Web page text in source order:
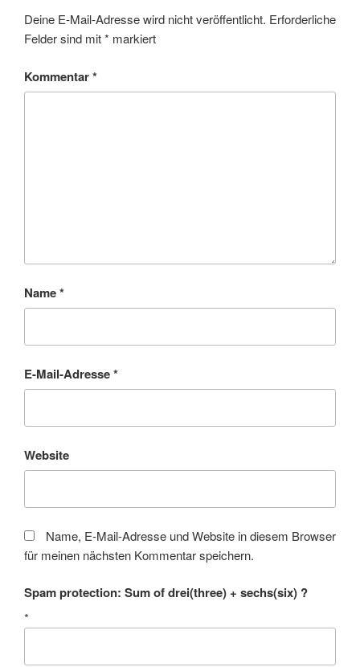
Deine E-Mail-Adresse wird nicht veröffentlicht. Erforderliche
Felder sind mit* markiert
Kommentar*
Name*
E-Mail-Adresse*
Website
Name, E-Mail-Adresse und Website in diesem Browser
für meinen nächsten Kommentar speichern.
Spam protection: Sum of drei(three) + sechs(six) ?
*